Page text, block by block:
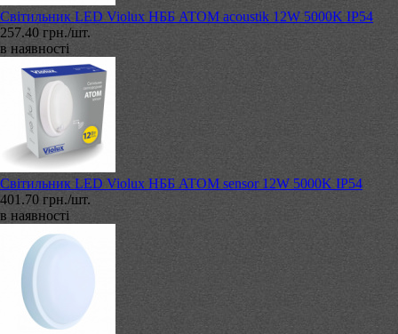
Світильник LED Violux НББ ATOM acoustik 12W 5000K IP54
257.40 грн./шт.
в наявності
Світильник LED Violux НББ ATOM sensor 12W 5000K IP54
401.70 грн./шт.
в наявності